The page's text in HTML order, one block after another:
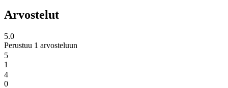
Arvostelut
5.0
Perustuu 1 arvosteluun
5
1
4
0